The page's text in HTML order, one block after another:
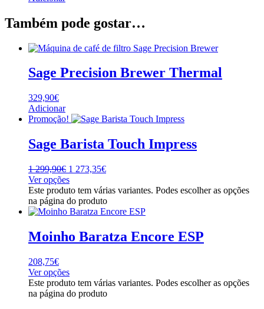
Também pode gostar…
Sage Precision Brewer Thermal
329,90€
Adicionar
Promoção!
Sage Barista Touch Impress
1 299,90€ 1 273,35€
Ver opções
Este produto tem várias variantes. Podes escolher as opções
na página do produto
Moinho Baratza Encore ESP
208,75€
Ver opções
Este produto tem várias variantes. Podes escolher as opções
na página do produto